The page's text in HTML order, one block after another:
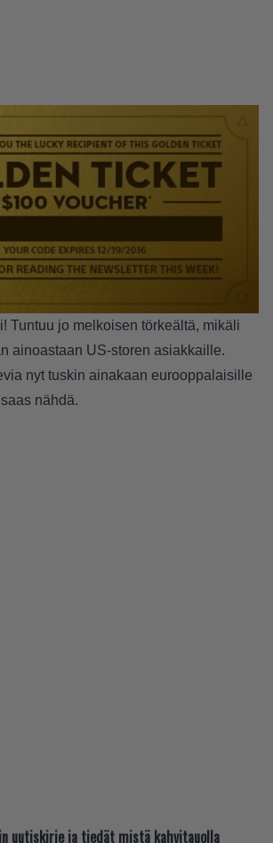
Tuntuu jo melkoisen törkeältä, mikäli
ainoastaan US-storen asiakkaille.
nyt tuskin ainakaan eurooppalaisille
nähdä.
uutiskirje ja tiedät mistä kahvitauolla